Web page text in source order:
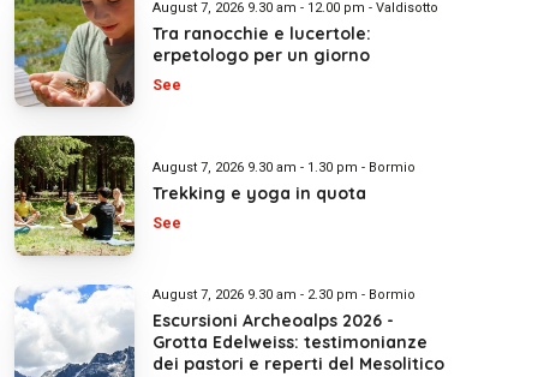
August 7, 2026 9.30 am - 12.00 pm - Valdisotto
Tra ranocchie e lucertole:
erpetologo per un giorno
See
August 7, 2026 9.30 am - 1.30 pm - Bormio
Trekking e yoga in quota
See
August 7, 2026 9.30 am - 2.30 pm - Bormio
Escursioni Archeoalps 2026 -
Grotta Edelweiss: testimonianze
dei pastori e reperti del Mesolitico